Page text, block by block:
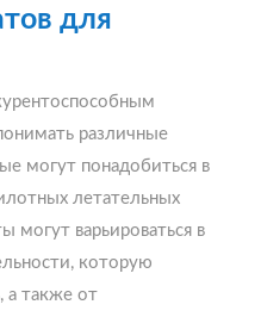
для
различные
могут понадобиться в
летательных
могут варьироваться в
которую
а также от